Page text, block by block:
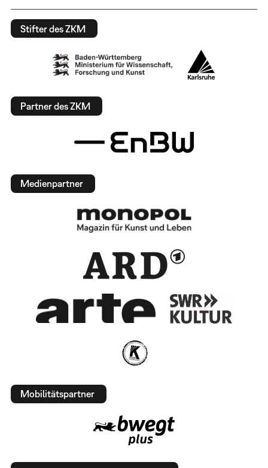
Stifter des ZKM
Partner des ZKM
Medienpartner
Mobilitätspartner